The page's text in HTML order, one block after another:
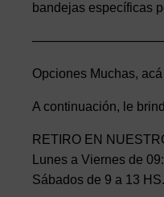
bandejas específicas
Opciones Muchas,
A continuación, le
RETIRO EN
Lunes a Viernes de
Sábados de 9 a 13 HS.